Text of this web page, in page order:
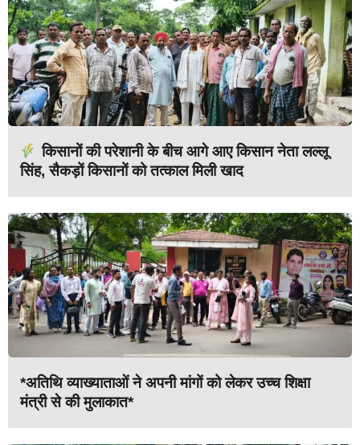
किसानों की परेशानी के बीच आगे आए किसान नेता लल्लू
सिंह, सैकड़ों किसानों को तत्काल मिली खाद
*अतिथि व्याख्याताओं ने अपनी मांगों को लेकर उच्च शिक्षा
मंत्री से की मुलाकात*